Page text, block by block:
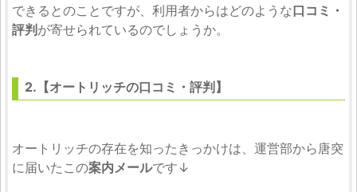
できるとのことですが、利用者からはどのような口コミ・
評判 が寄せられているのでしょうか。
2.【オートリッチの口コミ・評判】
オートリッチの存在を知ったきっかけは、運営部から唐突
に届いたこの案内メールです↓